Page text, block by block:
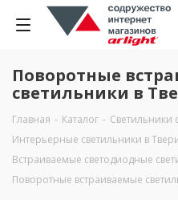
Поворотные
светильники в
Главная - Каталог - Светильники
Интерьерные светильники в
Встраиваемые светодиодные
Поворотные встраиваемые